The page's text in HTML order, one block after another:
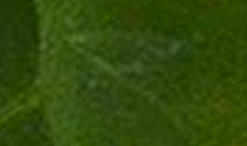
Der Boden sollte gleichmäßig
Es ist ratsam, das Gießen von
nass werden.